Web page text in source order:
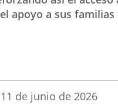
apoyo a sus
Fecha
11 de junio de 2026